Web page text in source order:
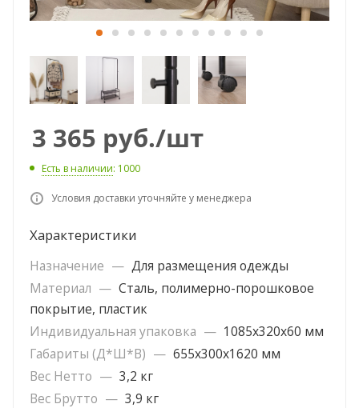
3 365 руб./шт
Есть в наличии: 1000
Условия доставки уточняйте у менеджера
Характеристики
Назначение — Для размещения одежды
Материал — Сталь, полимерно-порошковое
покрытие, пластик
Индивидуальная упаковка — 1085х320х60 мм
Габариты (Д*Ш*В) — 655х300х1620 мм
Вес Нетто — 3,2 кг
Вес Брутто — 3,9 кг